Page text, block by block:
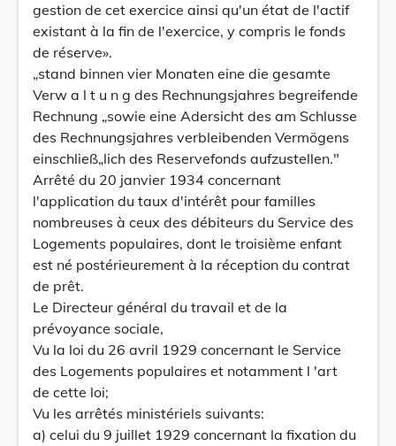
gestion de cet exercice ainsi qu'un état de l'actif
existant à la fin de l'exercice, y compris le fonds
de réserve».
„stand binnen vier Monaten eine die gesamte
Verw a l t u n g des Rechnungsjahres begreifende
Rechnung „sowie eine Adersicht des am Schlusse
des Rechnungsjahres verbleibenden Vermögens
einschließ„lich des Reservefonds aufzustellen."
Arrêté du 20 janvier 1934 concernant
l'application du taux d'intérêt pour familles
nombreuses à ceux des débiteurs du Service des
Logements populaires, dont le troisième enfant
est né postérieurement à la réception du contrat
de prêt.
Le Directeur général du travail et de la
prévoyance sociale,
Vu la loi du 26 avril 1929 concernant le Service
des Logements populaires et notamment l 'art
de cette loi;
Vu les arrêtés ministériels suivants:
a) celui du 9 juillet 1929 concernant la fixation du